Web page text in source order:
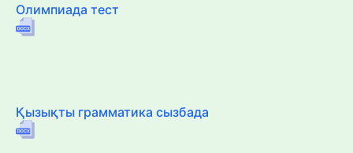
Олимпиада тест
Қызықты грамматика сызбада